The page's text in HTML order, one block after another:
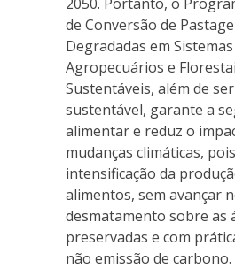
de Conversão de
Degradadas em
Agropecuários e
Sustentáveis, além de
sustentável, garante a
alimentar e reduz o
mudanças climáticas,
intensificação da
alimentos, sem avançar
desmatamento sobre as
preservadas e com
não emissão de carbono.